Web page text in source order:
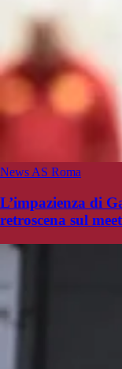
News AS Roma
L’impazienza di
retroscena sul